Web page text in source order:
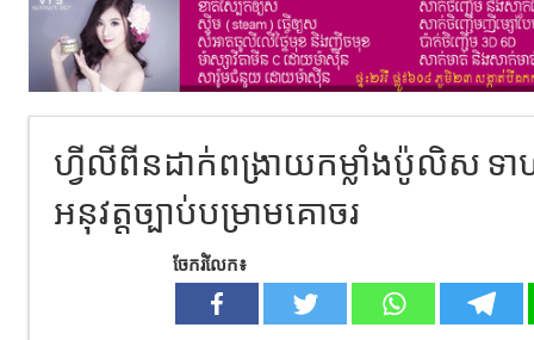
ហ្វីលីពីនដាក់ពង្រាយកម្លាំងប៉ូលិស ទា
អនុវត្តច្បាប់បម្រាមគោចរ
ចែករំលែក៖